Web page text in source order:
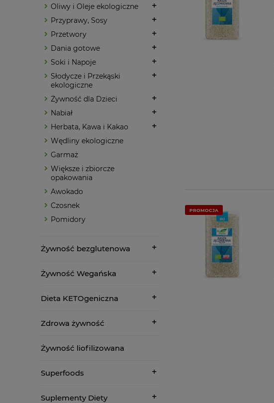
Oliwy i Oleje ekologiczne
Przyprawy, Sosy
Przetwory
Dania gotowe
Soki i Napoje
Słodycze i Przekąski
ekologiczne
Żywność dla Dzieci
Nabiał
Herbata, Kawa i Kakao
Wędliny ekologiczne
Garmaż
Większe i zbiorcze
opakowania
Awokado
Czosnek
Pomidory
Żywność bezglutenowa
Żywność Wegańska
Dieta KETOgeniczna
Zdrowa żywność
Żywność liofilizowana
Superfoods
Suplementy Diety
PROMOCJA